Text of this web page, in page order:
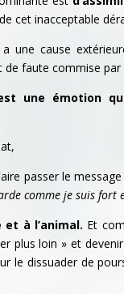
cet inacceptable
une cause
faute commise par
une émotion
passer le
comme je suis fort
à l’animal. Et
plus loin » et
le dissuader de